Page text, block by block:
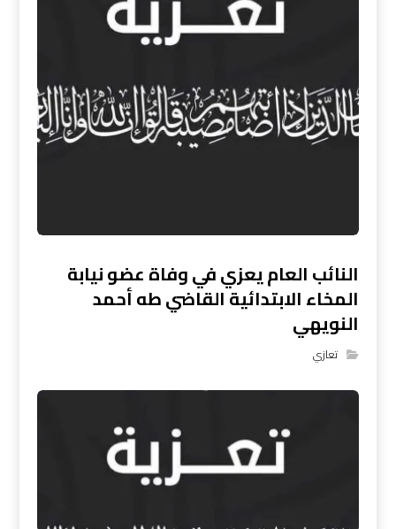
النائب العام يعزي في وفاة عضو نيابة
المخاء الابتدائية القاضي طه أحمد
النويهي
تعازي